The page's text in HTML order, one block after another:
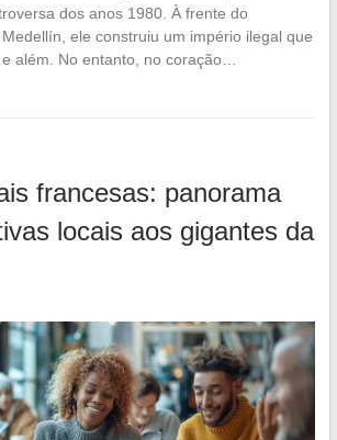
dos anos 1980. À frente do
ele construiu um império ilegal que
além. No entanto, no coração…
francesas: panorama
locais aos gigantes da